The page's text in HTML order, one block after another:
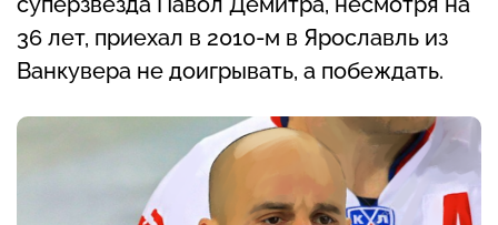
36 лет, приехал в 2010-м в Ярославль из
Ванкувера не доигрывать, а побеждать.